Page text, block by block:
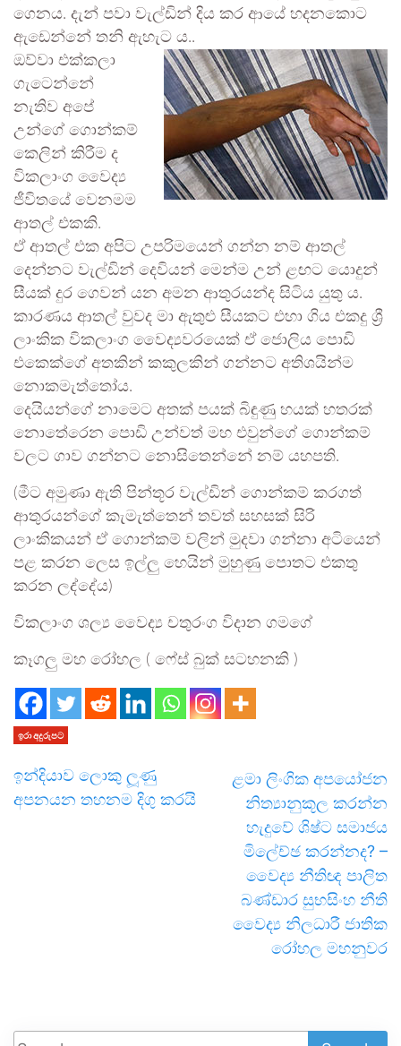
ගෙනය. දැන් පවා වැල්ඩින් දිය කර ආයේ හදනකොට
ඇඩෙන්නේ තනි ඇහැට ය..
ඔව්වා එක්කලා
ගැටෙන්නේ
නැතිව අපේ
උන්ගේ ගොන්කම්
කෙලින් කිරීම ද
විකලාංග වෛද්‍ය
ජීවිතයේ වෙනමම
ආතල් එකකි.
ඒ ආතල් එක අපිට උපරිමයෙන් ගන්න නම් ආතල්
දෙන්නට වැල්ඩින් දෙවියන් මෙන්ම උන් ළඟට යොදුන්
සීයක්‌ දුර ගෙවන් යන අමන ආතුරයන්ද සිටිය යුතු ය.
කාරණය ආතල් වුවද මා ඇතුළු සීයකට එහා ගිය එකදු ශ්‍රී
ලාංකික විකලාංග වෛද්‍යවරයෙක් ඒ ජොලිය පොඩි
එකෙක්ගේ අතකින් කකුලකින් ගන්නට අතිශයින්ම
නොකමැත්තෝය.
දෙයියන්ගේ නාමෙට අතක් පයක් බිඳුණු හයක් හතරක්
නොතේරෙන පොඩි උන්වත් මහ එවුන්ගේ ගොන්කම්
වලට ගාව ගන්නට නොසිතෙන්නේ නම් යහපති.
(මීට අමුණා ඇති පින්තූර වැල්ඩින් ගොන්කම් කරගත්
ආතුරයන්ගේ කැමැත්තෙන් තවත් සහසක් සිරි
ලාංකිකයන් ඒ ගොන්කම් වලින් මුදවා ගන්නා අටියෙන්
පළ කරන ලෙස ඉල්ලු හෙයින් මුහුණු පොතට එකතු
කරන ලද්දේය)
විකලාංග ශල්‍ය වෛද්‍ය චතුරංග විදාන ගමගේ
කෑගලු මහ රෝහල ( ෆේස් බුක් සටහනකි )
ඉරා අදුරුපට
ඉන්දියාව ලොකු ලූණු
අපනයන තහනම දිගු කරයි
ළමා ලිංගික අපයෝජන
නිත්‍යානුකූල කරන්න
හැදුවේ ශිෂ්ට සමාජය
මිලේච්ඡ කරන්නද? –
වෛද්‍ය නීතිඥ පාලිත
බණ්ඩාර සුභසිංහ නීති
වෛද්‍ය නිලධාරී ජාතික
රෝහල මහනුවර